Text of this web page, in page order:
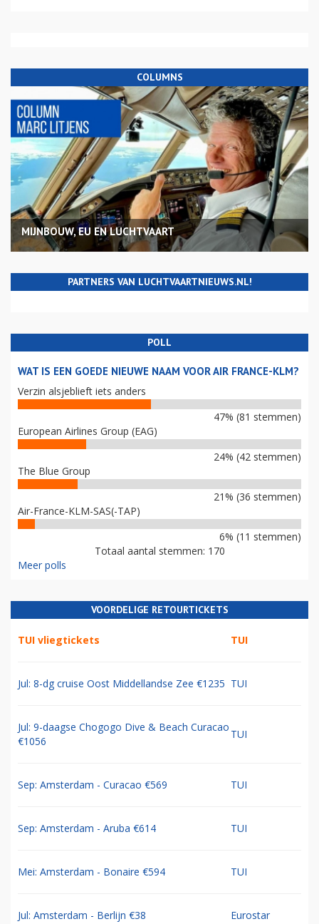
COLUMNS
MIJNBOUW, EU EN LUCHTVAART
PARTNERS VAN LUCHTVAARTNIEUWS.NL!
POLL
WAT IS EEN GOEDE NIEUWE NAAM VOOR AIR FRANCE-KLM?
Verzin alsjeblieft iets anders
47% (81 stemmen)
European Airlines Group (EAG)
24% (42 stemmen)
The Blue Group
21% (36 stemmen)
Air-France-KLM-SAS(-TAP)
6% (11 stemmen)
Totaal aantal stemmen: 170
Meer polls
VOORDELIGE RETOURTICKETS
TUI vliegtickets TUI
Jul: 8-dg cruise Oost Middellandse Zee €1235 TUI
Jul: 9-daagse Chogogo Dive & Beach Curacao
€1056
TUI
Sep: Amsterdam - Curacao €569 TUI
Sep: Amsterdam - Aruba €614 TUI
Mei: Amsterdam - Bonaire €594 TUI
Jul: Amsterdam - Berlijn €38 Eurostar